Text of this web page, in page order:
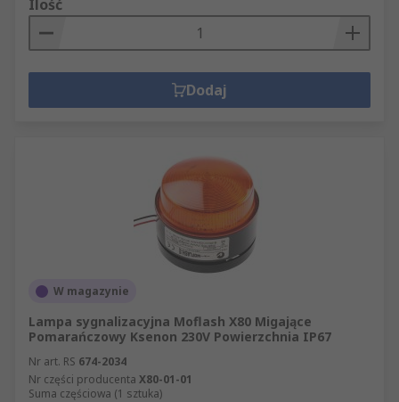
Ilość
Dodaj
W magazynie
Lampa sygnalizacyjna Moflash X80 Migające
Pomarańczowy Ksenon 230V Powierzchnia IP67
Nr art. RS 674-2034
Nr części producenta X80-01-01
Suma częściowa (1 sztuka)